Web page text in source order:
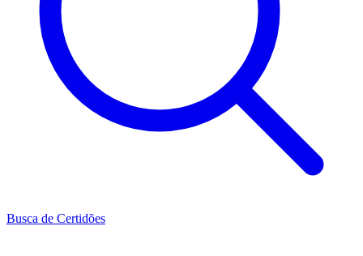
Busca de Certidões